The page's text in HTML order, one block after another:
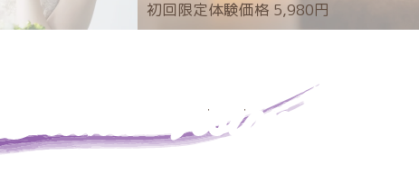
初回限定体験価格 5,980円
Vision